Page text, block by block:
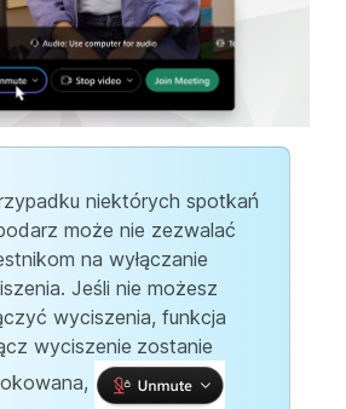
niektórych spotkań
może nie zezwalać
na wyłączanie
Jeśli nie możesz
wyciszenia, funkcja
wyciszenie zostanie